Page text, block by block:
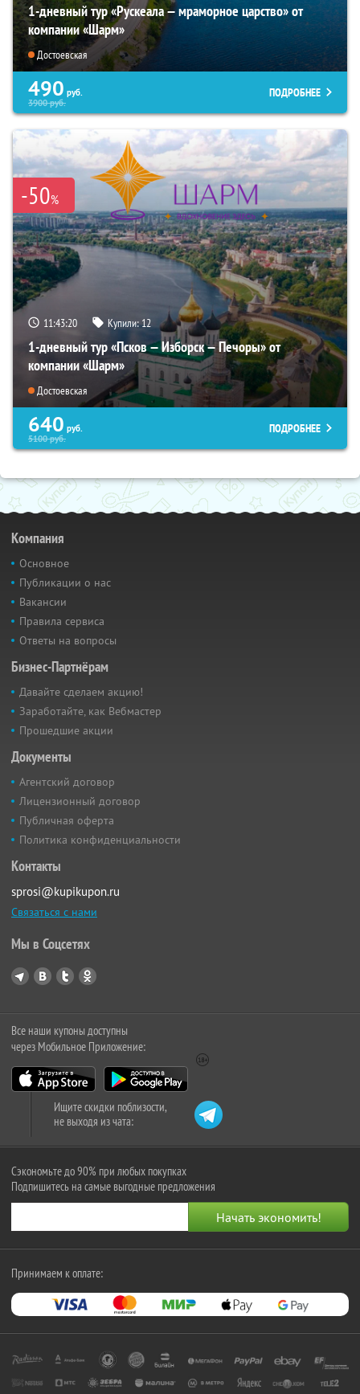
1-дневный тур «Рускеала — мраморное царство» от
компании «Шарм»
Достоевская
490 руб.
3900руб.
ПОДРОБНЕЕ
-50%
11:43:18 Купили:12
1-дневный тур «Псков — Изборск — Печоры» от
компании «Шарм»
Достоевская
640 руб.
5100руб.
ПОДРОБНЕЕ
Компания
Основное
Публикации о нас
Вакансии
Правила сервиса
Ответы на вопросы
Бизнес-Партнёрам
Давайте сделаем акцию!
Заработайте, как Вебмастер
Прошедшие акции
Документы
Агентский договор
Лицензионный договор
Публичная оферта
Политика конфиденциальности
Контакты
sprosi@kupikupon.ru
Связаться с нами
Мы в Соцсетях
Все наши купоны доступны
через Мобильное Приложение:
Ищите скидки поблизости,
не выходя из чата:
Сэкономьте до 90% при любых покупках
Подпишитесь на самые выгодные предложения
Принимаем к оплате: